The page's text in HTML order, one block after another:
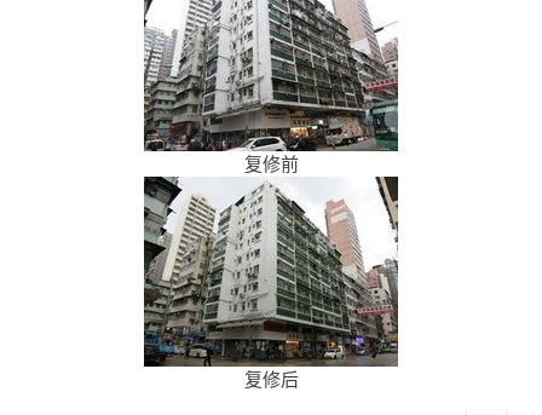
复修前
复修后